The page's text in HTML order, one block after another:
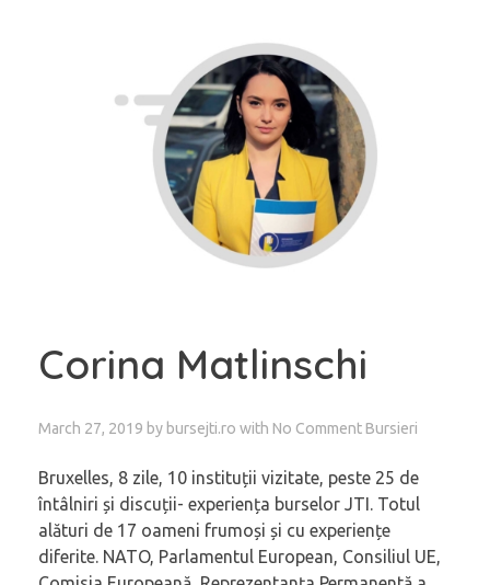
Corina Matlinschi
March 27, 2019 by bursejti.ro with No Comment Bursieri
Bruxelles, 8 zile, 10 instituții vizitate, peste 25 de
întâlniri și discuții- experiența burselor JTI. Totul
alături de 17 oameni frumoși și cu experiențe
diferite. NATO, Parlamentul European, Consiliul UE,